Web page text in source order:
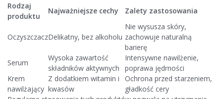
Rodzaj
produktu
Najważniejsze cechy Zalety zastosowania
OczyszczaczDelikatny, bez alkoholu
Nie wysusza skóry,
zachowuje naturalną
barierę
Serum
Wysoka zawartość
składników aktywnych
Intensywne nawilżenie,
poprawa jędrności
Krem
nawilżający
Z dodatkiem witamin i
kwasów
Ochrona przed starzeniem,
gładkość cery